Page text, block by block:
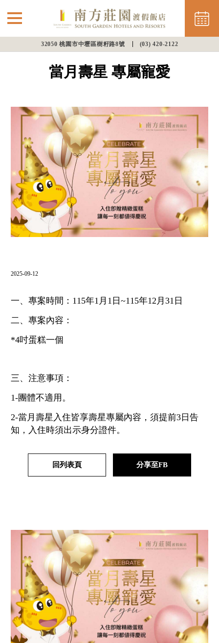
32050 桃園市中壢區樹籽路8號 (03) 420-2122
最新消息 ⌵
餐飲美饌
會議渡假
幸福婚宴
飯店設施
LANGUAGE
線上購物
抬頭：樹籽股份有限公司桃園分公司
當月壽星 專屬寵愛
2025-09-12
一、專案時間：115年1月1日~115年12月31日
二、專案內容：
*4吋蛋糕一個
三、注意事項：
1-團體不適用。
2-當月壽星入住皆享壽星專屬內容，須提前3日告
知，入住時須出示身分證件。
回列表頁 分享至FB